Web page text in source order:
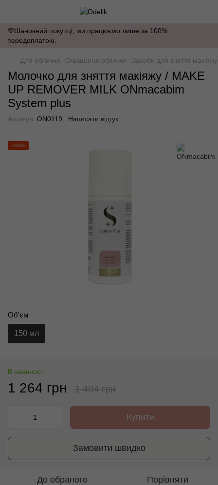
💜Шановний покупці, ми працюємо лише за 100%
передоплатою.
Для обличчя Очищення обличчя Засоби для зняття макіяжу
Молочко для зняття макіяжу / MAKE
UP REMOVER MILK ONmacabim
System plus
Артикул: ON0119 Написати відгук
−10%
Об'єм
150 мл
В наявності
1 264 грн 1 404 грн
Купити
Замовити швидко
До обраного Порівняти